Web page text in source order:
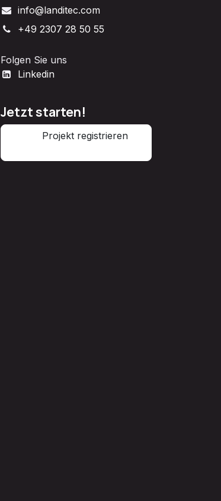
info@landitec.com
+49 2307 28 50 55
Folgen Sie uns
Linkedin
Jetzt starten!
Projekt registrieren